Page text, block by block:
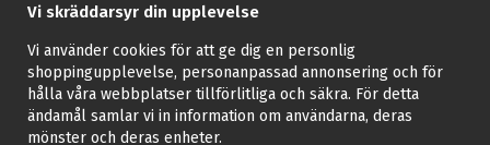
Vi skräddarsyr din upplevelse
Vi använder cookies för att ge dig en personlig
shoppingupplevelse, personanpassad annonsering och för
hålla våra webbplatser tillförlitliga och säkra. För detta
ändamål samlar vi in information om användarna, deras
mönster och deras enheter.